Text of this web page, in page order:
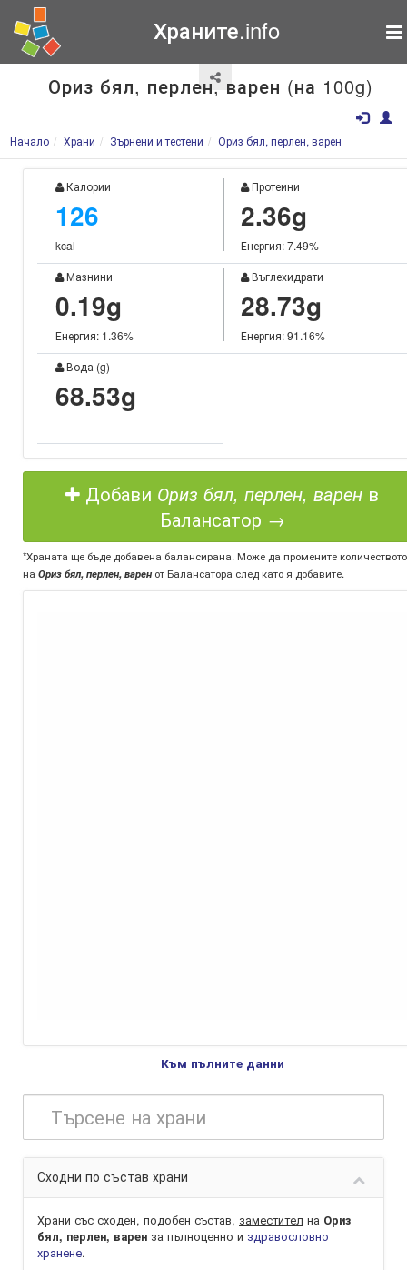
Храните.info
Ориз бял, перлен, варен (на 100g)
Начало Храни Зърнени и тестени Ориз бял, перлен, варен
Калории
126
kcal
Протеини
2.36g
Енергия: 7.49%
Мазнини
0.19g
Енергия: 1.36%
Въглехидрати
28.73g
Енергия: 91.16%
Вода (g)
68.53g
Добави Ориз бял, перлен, варен в
Балансатор →
*Храната ще бъде добавена балансирана. Може да промените количеството
на Ориз бял, перлен, варен от Балансатора след като я добавите.
Към пълните данни
Сходни по състав храни
Храни със сходен, подобен състав, заместител на Ориз
бял, перлен, варен за пълноценно и здравословно
хранене.